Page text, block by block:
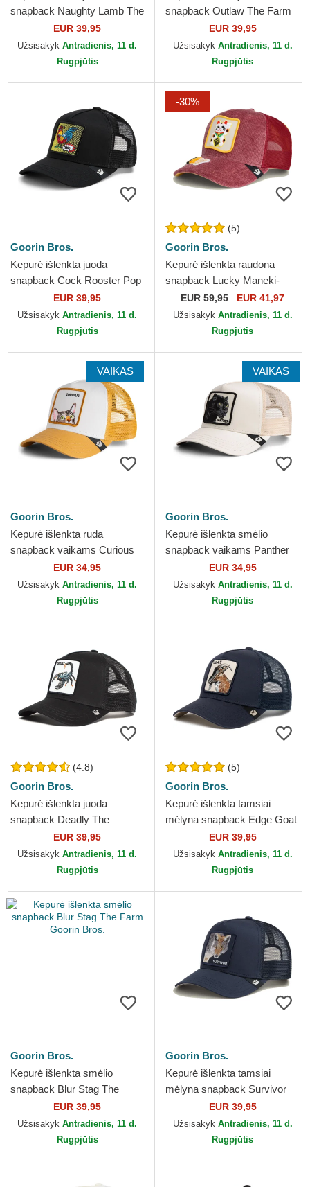
snapback Naughty Lamb The
Farm Goorin Bros.
EUR 39,95
Užsisakyk Antradienis, 11 d.
Rugpjūtis
snapback Outlaw The Farm
Goorin Bros.EUR 39,95
Užsisakyk Antradienis, 11 d.
Rugpjūtis
Goorin Bros.
Kepurė išlenkta juoda
snapback Cock Rooster Pop
Art 2 The Farm Goorin Bros.
EUR 39,95
Užsisakyk Antradienis, 11 d.
Rugpjūtis
-30%
(5)
Goorin Bros.
Kepurė išlenkta raudona
snapback Lucky Maneki-
Neko Happy Thoughts The
Farm Goorin Bros.
EUR 59,95 EUR 41,97
Užsisakyk Antradienis, 11 d.
Rugpjūtis
VAIKAS
Goorin Bros.
Kepurė išlenkta ruda
snapback vaikams Curious
Cat Mini The Farm Goorin
Bros.
EUR 34,95
Užsisakyk Antradienis, 11 d.
Rugpjūtis
VAIKAS
Goorin Bros.
Kepurė išlenkta smėlio
snapback vaikams Panther
Mini The Farm Goorin Bros.
EUR 34,95
Užsisakyk Antradienis, 11 d.
Rugpjūtis
(4.8)
Goorin Bros.
Kepurė išlenkta juoda
snapback Deadly The
Deadliest Scorpion The Farm
Goorin Bros.
EUR 39,95
Užsisakyk Antradienis, 11 d.
Rugpjūtis
(5)
Goorin Bros.
Kepurė išlenkta tamsiai
mėlyna snapback Edge Goat
The Farm Goorin Bros.
EUR 39,95
Užsisakyk Antradienis, 11 d.
Rugpjūtis
Goorin Bros.
Kepurė išlenkta smėlio
snapback Blur Stag The
Farm Goorin Bros.
EUR 39,95
Užsisakyk Antradienis, 11 d.
Rugpjūtis
Goorin Bros.
Kepurė išlenkta tamsiai
mėlyna snapback Survivor
The Farm Goorin Bros.
EUR 39,95
Užsisakyk Antradienis, 11 d.
Rugpjūtis